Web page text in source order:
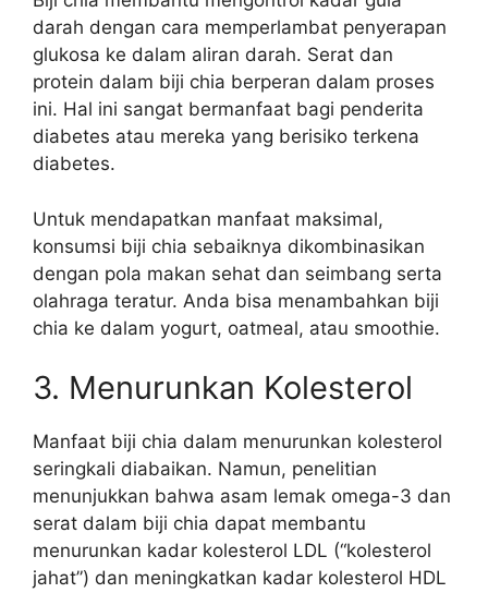
darah dengan cara memperlambat penyerapan
glukosa ke dalam aliran darah. Serat dan
protein dalam biji chia berperan dalam proses
ini. Hal ini sangat bermanfaat bagi penderita
diabetes atau mereka yang berisiko terkena
diabetes.
Untuk mendapatkan manfaat maksimal,
konsumsi biji chia sebaiknya dikombinasikan
dengan pola makan sehat dan seimbang serta
olahraga teratur. Anda bisa menambahkan biji
chia ke dalam yogurt, oatmeal, atau smoothie.
3. Menurunkan Kolesterol
Manfaat biji chia dalam menurunkan kolesterol
seringkali diabaikan. Namun, penelitian
menunjukkan bahwa asam lemak omega-3 dan
serat dalam biji chia dapat membantu
menurunkan kadar kolesterol LDL (“kolesterol
jahat”) dan meningkatkan kadar kolesterol HDL